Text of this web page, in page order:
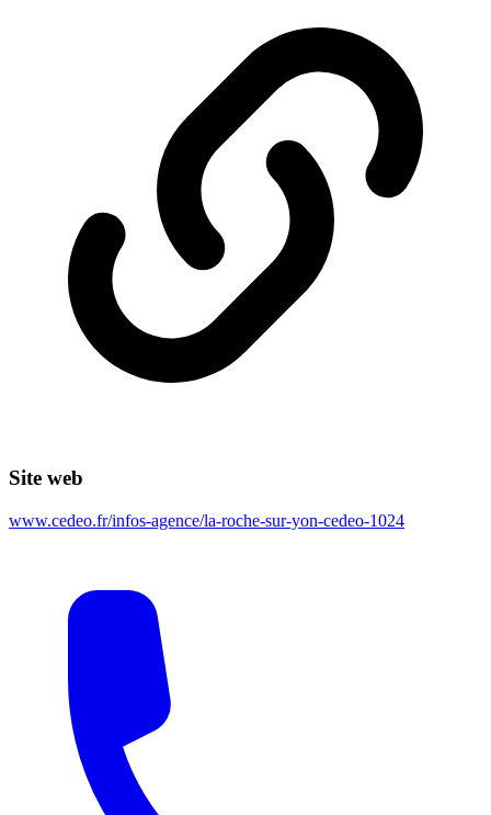
Site web
www.cedeo.fr/infos-agence/la-roche-sur-yon-cedeo-1024